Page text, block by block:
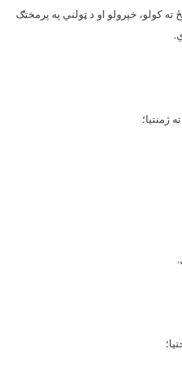
ته کولو، خپرولو او د ټولني په پرمختګ
.
ژمنتیا؛
.